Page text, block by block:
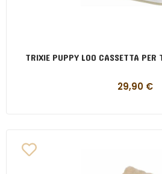
TRIXIE PUPPY LOO CASSETTA
29,90 €